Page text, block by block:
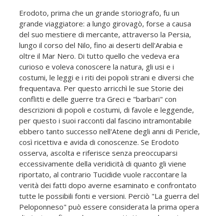
Erodoto, prima che un grande storiografo, fu un
grande viaggiatore: a lungo girovagò, forse a causa
del suo mestiere di mercante, attraverso la Persia,
lungo il corso del Nilo, fino ai deserti dell'Arabia e
oltre il Mar Nero. Di tutto quello che vedeva era
curioso e voleva conoscere la natura, gli usi e i
costumi, le leggi e i riti dei popoli strani e diversi che
frequentava. Per questo arricchì le sue Storie dei
conflitti e delle guerre tra Greci e "barbari" con
descrizioni di popoli e costumi, di favole e leggende,
per questo i suoi racconti dal fascino intramontabile
ebbero tanto successo nell'Atene degli anni di Pericle,
così ricettiva e avida di conoscenze. Se Erodoto
osserva, ascolta e riferisce senza preoccuparsi
eccessivamente della veridicità di quanto gli viene
riportato, al contrario Tucidide vuole raccontare la
verità dei fatti dopo averne esaminato e confrontato
tutte le possibili fonti e versioni. Perciò "La guerra del
Peloponneso" può essere considerata la prima opera